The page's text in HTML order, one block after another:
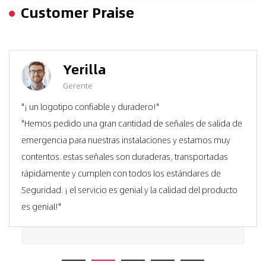
Customer Praise
Yerilla
Gerente
"¡ un logotipo confiable y duradero!"
"Hemos pedido una gran cantidad de señales de salida de
emergencia para nuestras instalaciones y estamos muy
contentos. estas señales son duraderas, transportadas
rápidamente y cumplen con todos los estándares de
Seguridad. ¡ el servicio es genial y la calidad del producto
es genial!"